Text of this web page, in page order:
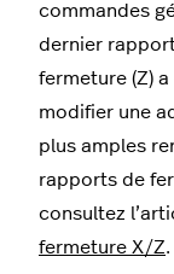
commandes
dernier
fermeture (Z)
modifier une
plus amples
rapports de
consultez
fermeture X/Z.